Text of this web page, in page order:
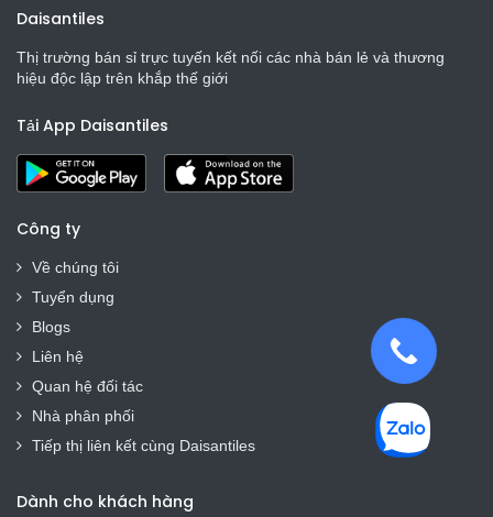
Daisantiles
Thị trường bán sỉ trực tuyến kết nối các nhà bán lẻ và thương
hiệu độc lập trên khắp thế giới
Tải App Daisantiles
Công ty
Về chúng tôi
Tuyển dụng
Blogs
Liên hệ
Quan hệ đối tác
Nhà phân phối
Tiếp thị liên kết cùng Daisantiles
Dành cho khách hàng